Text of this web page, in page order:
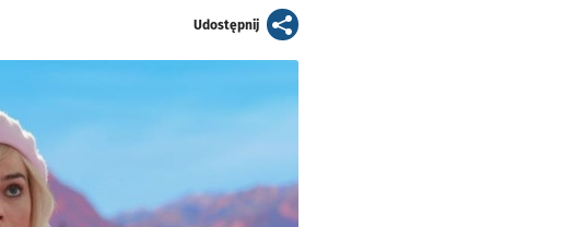
Udostępnijartykuł